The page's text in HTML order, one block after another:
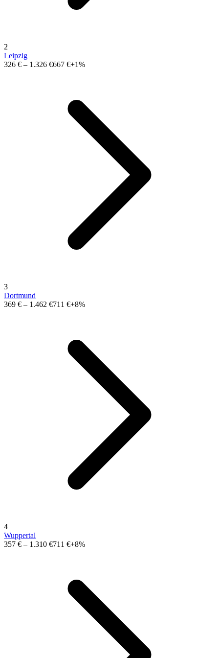
2
Leipzig
326 € – 1.326 €667 €+1%
3
Dortmund
369 € – 1.462 €711 €+8%
4
Wuppertal
357 € – 1.310 €711 €+8%